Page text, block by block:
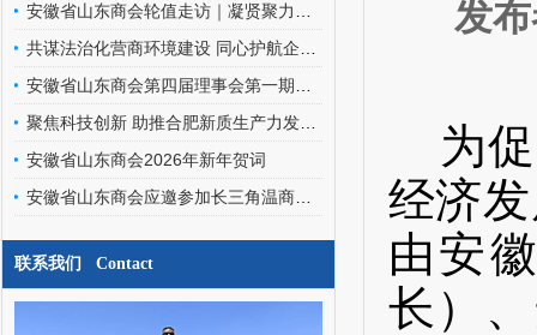
安徽省山东商会2026年新年贺词
联系我们 Contact
发
为
经济
由安
长）